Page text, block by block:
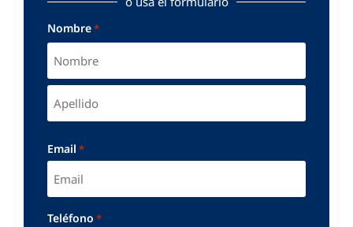
Nombre*
Email *
Teléfono *